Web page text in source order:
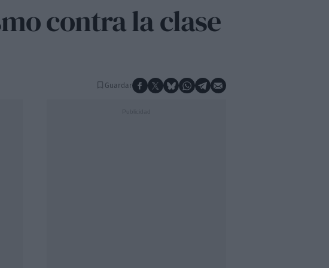
contra la clase
Guardar